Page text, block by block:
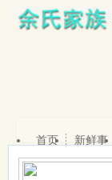
首页 新鲜事